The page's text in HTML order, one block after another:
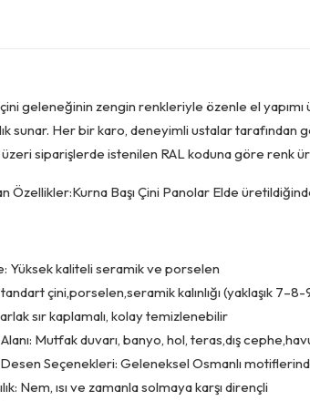
geleneğinin zengin renkleriyle özenle el
sunar. Her bir karo, deneyimli ustalar
üzeri siparişlerde istenilen RAL koduna göre renk
Özellikler:Kurna Başı Çini Panolar Elde
Yüksek kaliteli seramik ve porselen
çini,porselen,seramik kalınlığı (yaklaşık
sır kaplamalı, kolay temizlenebilir
Alanı: Mutfak duvarı, banyo, hol, teras,dış
Seçenekleri: Geleneksel Osmanlı
Nem, ısı ve zamanla solmaya karşı dirençli